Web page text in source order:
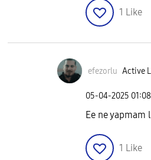
1 Like
efezorlu Active
‎05-04-2025
Ee ne yapmam
1 Like